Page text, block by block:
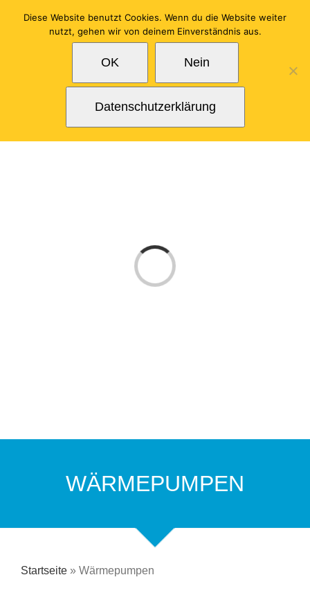
Inhalt
Laden...
WÄRMEPUMPEN
Startseite » Wärmepumpen
Diese Website benutzt Cookies. Wenn du die Website weiter
nutzt, gehen wir von deinem Einverständnis aus.
OK Nein
Datenschutzerklärung